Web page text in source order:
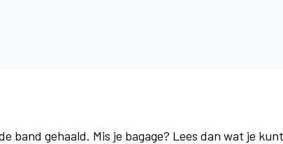
band gehaald. Mis je bagage? Lees dan wat je